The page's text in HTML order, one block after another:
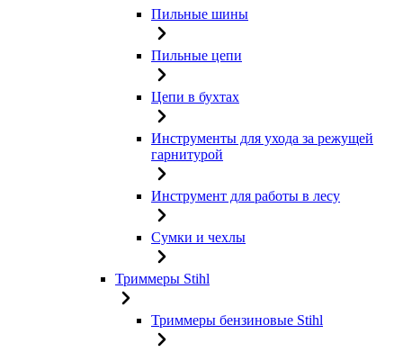
Пильные шины
Пильные цепи
Цепи в бухтах
Инструменты для ухода за режущей
гарнитурой
Инструмент для работы в лесу
Сумки и чехлы
Триммеры Stihl
Триммеры бензиновые Stihl